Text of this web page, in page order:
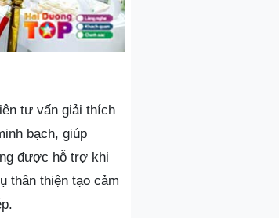
tư vấn giải thích
bạch, giúp
được hỗ trợ khi
thân thiện tạo cảm